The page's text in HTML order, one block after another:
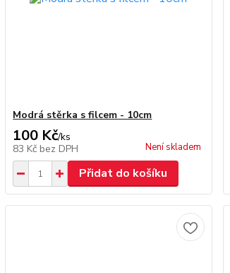
Modrá stěrka s filcem - 10cm
100 Kč/ks
83 Kč bez DPH Není skladem
Přidat do košíku